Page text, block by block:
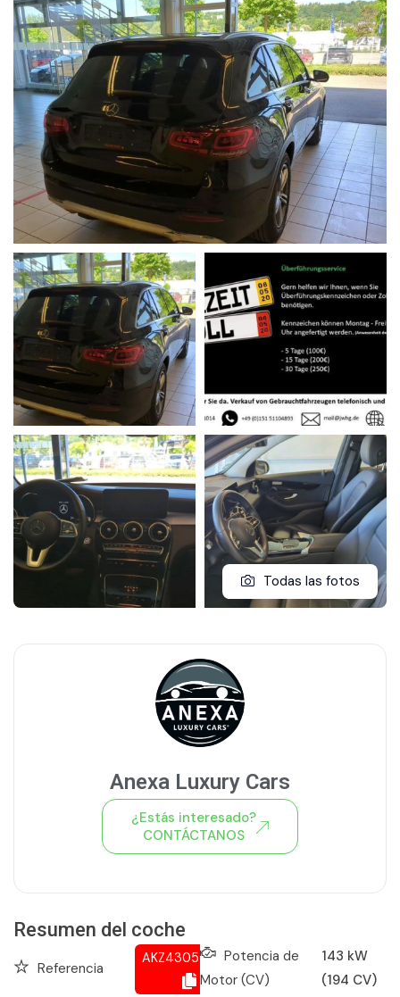
Todas las fotos
Resumen del coche
Referencia
AKZ430544816Potencia de
Motor (CV)
143 kW
(194 CV)
Anexa Luxury Cars
¿Estás interesado?
CONTÁCTANOS